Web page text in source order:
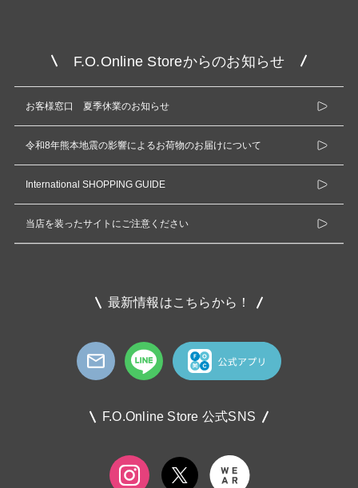
F.O.Online Storeからのお知らせ
お客様窓口 夏季休業のお知らせ
令和8年熊本地震の影響によるお荷物のお届けについて
International SHOPPING GUIDE
当店を装ったサイトにご注意ください
最新情報はこちらから！
F.O.Online Store 公式SNS